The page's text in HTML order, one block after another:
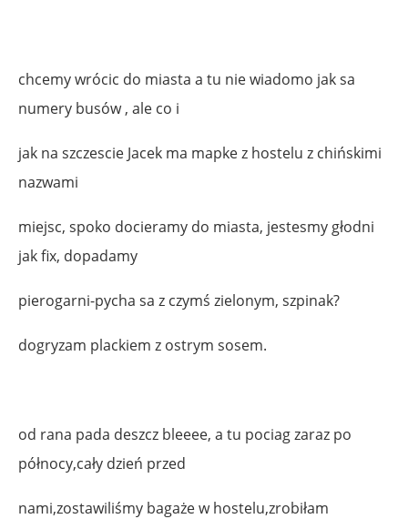
chcemy wrócic do miasta a tu nie wiadomo jak sa
numery busów , ale co i
jak na szczescie Jacek ma mapke z hostelu z chińskimi
nazwami
miejsc, spoko docieramy do miasta, jestesmy głodni
jak fix, dopadamy
pierogarni-pycha sa z czymś zielonym, szpinak?
dogryzam plackiem z ostrym sosem.
od rana pada deszcz bleeee, a tu pociag zaraz po
północy,cały dzień przed
nami,zostawiliśmy bagaże w hostelu,zrobiłam